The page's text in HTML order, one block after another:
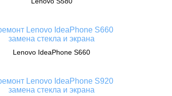
Lenovo IdeaPhone S660